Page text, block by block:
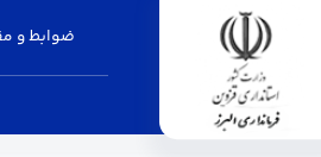
ضوابط و